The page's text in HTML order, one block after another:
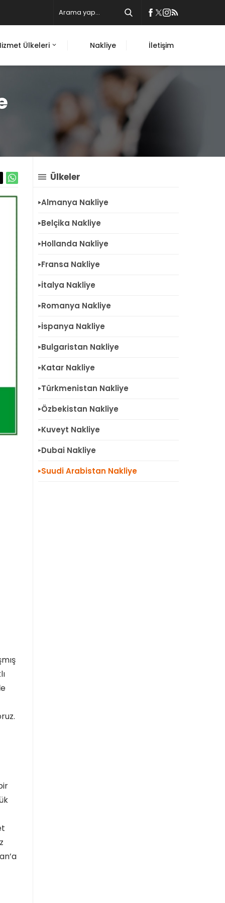
Ülkeleri Nakliye İletişim
Ülkeler
Almanya Nakliye
Belçika Nakliye
Hollanda Nakliye
Fransa Nakliye
İtalya Nakliye
Romanya Nakliye
İspanya Nakliye
Bulgaristan Nakliye
Katar Nakliye
Türkmenistan Nakliye
Özbekistan Nakliye
Kuveyt Nakliye
Dubai Nakliye
Suudi Arabistan Nakliye